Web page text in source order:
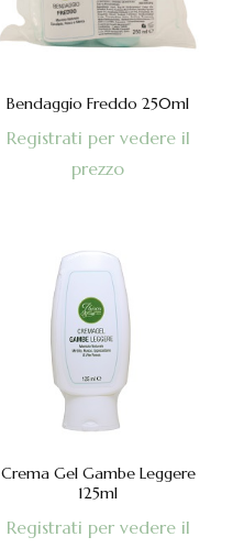
Bendaggio Freddo 250ml
Registrati per vedere il
prezzo
Crema Gel Gambe Leggere
125ml
Registrati per vedere il